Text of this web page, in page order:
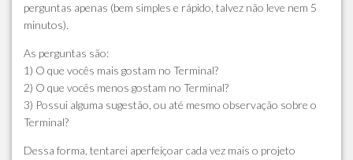
perguntas apenas (bem simples e rápido, talvez não leve nem 5
minutos).
As perguntas são:
1) O que vocês mais gostam no Terminal?
2) O que vocês menos gostam no Terminal?
3) Possui alguma sugestão, ou até mesmo observação sobre o
Terminal?
Dessa forma, tentarei aperfeiçoar cada vez mais o projeto